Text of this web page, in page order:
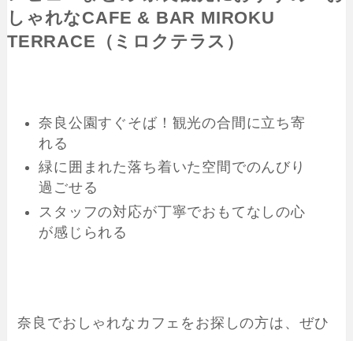
しゃれなCAFE & BAR MIROKU
TERRACE（ミロクテラス）
奈良公園すぐそば！観光の合間に立ち寄
れる
緑に囲まれた落ち着いた空間でのんびり
過ごせる
スタッフの対応が丁寧でおもてなしの心
が感じられる
奈良でおしゃれなカフェをお探しの方は、ぜひ